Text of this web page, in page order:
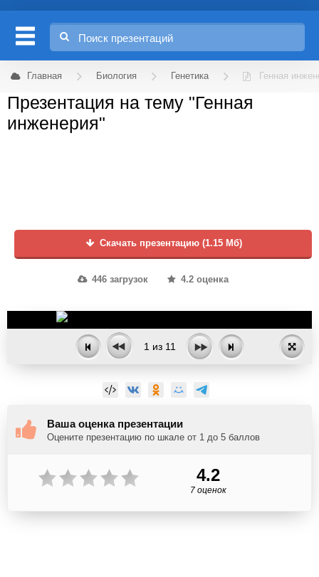
Главная Биология Генетика Генная
Презентация на тему "Генная
инженерия"
Скачать презентацию (1.15 Мб)
446 загрузок 4.2 оценка
1 из 11
Ваша оценка презентации
Оцените презентацию по шкале от 1 до 5 баллов
4.2
7 оценок